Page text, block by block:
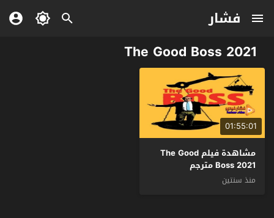
فشار
The Good Boss 2021
01:55:01
مشاهدة فيلم The Good
Boss 2021 مترجم
منذ سنتين